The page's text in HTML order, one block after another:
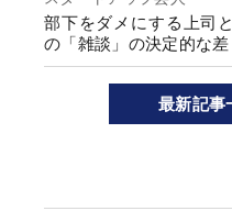
部下をダメにする上司
の「雑談」の決定的な差
最新記事